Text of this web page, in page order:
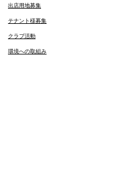
出店用地募集
テナント様募集
クラブ活動
環境への取組み